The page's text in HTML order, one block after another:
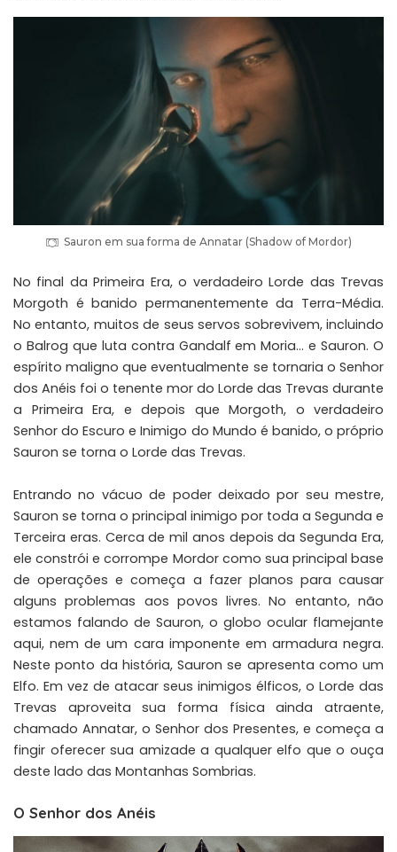
Sauron em sua forma de Annatar (Shadow of Mordor)
No final da Primeira Era, o verdadeiro Lorde das Trevas
Morgoth é banido permanentemente da Terra-Média.
No entanto, muitos de seus servos sobrevivem, incluindo
o Balrog que luta contra Gandalf em Moria… e Sauron. O
espírito maligno que eventualmente se tornaria o Senhor
dos Anéis foi o tenente mor do Lorde das Trevas durante
a Primeira Era, e depois que Morgoth, o verdadeiro
Senhor do Escuro e Inimigo do Mundo é banido, o próprio
Sauron se torna o Lorde das Trevas.
Entrando no vácuo de poder deixado por seu mestre,
Sauron se torna o principal inimigo por toda a Segunda e
Terceira eras. Cerca de mil anos depois da Segunda Era,
ele constrói e corrompe Mordor como sua principal base
de operações e começa a fazer planos para causar
alguns problemas aos povos livres. No entanto, não
estamos falando de Sauron, o globo ocular flamejante
aqui, nem de um cara imponente em armadura negra.
Neste ponto da história, Sauron se apresenta como um
Elfo. Em vez de atacar seus inimigos élficos, o Lorde das
Trevas aproveita sua forma física ainda atraente,
chamado Annatar, o Senhor dos Presentes, e começa a
fingir oferecer sua amizade a qualquer elfo que o ouça
deste lado das Montanhas Sombrias.
O Senhor dos Anéis